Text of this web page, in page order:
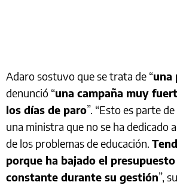
Adaro sostuvo que se trata de “una
denunció “una campaña muy
los días de paro”. “Esto es parte
una ministra que no se ha dedicado
de los problemas de educación.
porque ha bajado el
constante durante su gestión”,